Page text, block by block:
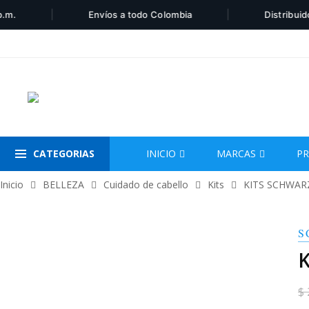
Envíos a todo Colombia Distribuidor
CATEGORIAS INICIO MARCAS
Inicio BELLEZA Cuidado de cabello Kits KITS
$